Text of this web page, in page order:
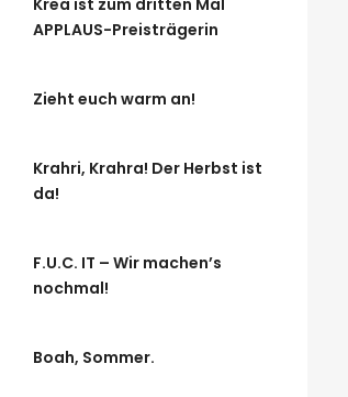
Krea ist zum dritten Mal
APPLAUS-Preisträgerin
Zieht euch warm an!
Krahri, Krahra! Der Herbst ist
da!
F.U.C. IT – Wir machen’s
nochmal!
Boah, Sommer.